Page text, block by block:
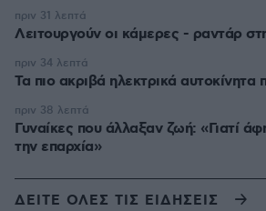
Λειτουργούν οι κάμερες - ραντάρ
πριν 31 λεπτά
Τα πιο ακριβά ηλεκτρικά αυτοκίνητα
πριν 34 λεπτά
Γυναίκες που άλλαξαν ζωή: «Γιατί
την επαρχία»
πριν 38 λεπτά
ΔΕΙΤΕ ΟΛΕΣ ΤΙΣ ΕΙΔΗΣΕΙΣ